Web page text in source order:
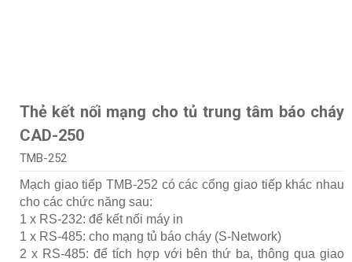
Thẻ kết nối mạng cho tủ trung tâm báo cháy
CAD-250
TMB-252
Mạch giao tiếp TMB-252 có các cổng giao tiếp khác nhau
cho các chức năng sau:
1 x RS-232: để kết nối máy in
1 x RS-485: cho mạng tủ báo cháy (S-Network)
2 x RS-485: để tích hợp với bên thứ ba, thông qua giao